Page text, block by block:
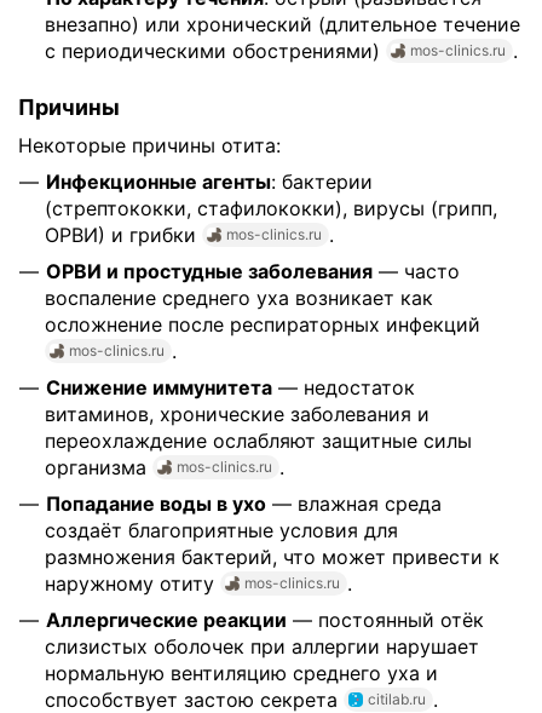
внезапно) или хронический (длительное течение
с периодическими обострениями)
mos-clinics.ru .
Причины
Некоторые причины отита:
Инфекционные агенты: бактерии
(стрептококки, стафилококки), вирусы (грипп,
ОРВИ) и грибки
mos-clinics.ru .
ОРВИ и простудные заболевания — часто
воспаление среднего уха возникает как
осложнение после респираторных инфекций
mos-clinics.ru .
Снижение иммунитета — недостаток
витаминов, хронические заболевания и
переохлаждение ослабляют защитные силы
организма
mos-clinics.ru .
Попадание воды в ухо — влажная среда
создаёт благоприятные условия для
размножения бактерий, что может привести к
наружному отиту
mos-clinics.ru .
Аллергические реакции — постоянный отёк
слизистых оболочек при аллергии нарушает
нормальную вентиляцию среднего уха и
способствует застою секрета
citilab.ru .